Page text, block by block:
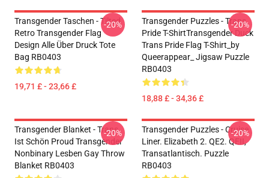
Transgender Taschen - Tilted
Retro Transgender Flag
Design Alle Über Druck Tote
Bag RB0403
19,71 £ - 23,66 £
-20%
Transgender Puzzles - Trans
Pride T-ShirtTransgender Duck
Trans Pride Flag T-Shirt_by
Queerappear_ Jigsaw Puzzle
RB0403
18,88 £ - 34,36 £
-20%
Transgender Blanket - Trans
Ist Schön Proud Transgender
Nonbinary Lesben Gay Throw
Blanket RB0403
-20%
Transgender Puzzles - Cruise
Liner. Elizabeth 2. QE2. QEII,
Transatlantisch. Puzzle
RB0403
-20%